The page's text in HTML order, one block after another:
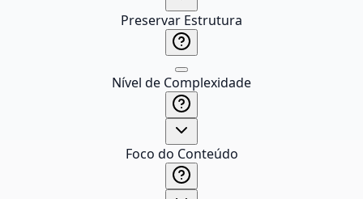
Preservar Estrutura
Nível de Complexidade
Foco do Conteúdo